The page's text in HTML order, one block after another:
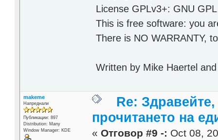
License GPLv3+: GNU
This is free software: you
There is NO WARRANTY,
Written by Mike Haertel
makeme
Напреднали
Публикации: 897
Distribution: Many
Window Manager: KDE
Re:
прочитането на
« Отговор #9 -: Oct 08,